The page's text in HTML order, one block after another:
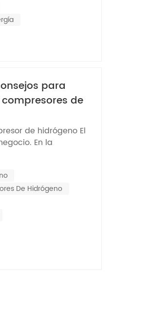
para
de
de hidrógeno El
En la
se prevé que
para 2025, según el
De Hidrógeno